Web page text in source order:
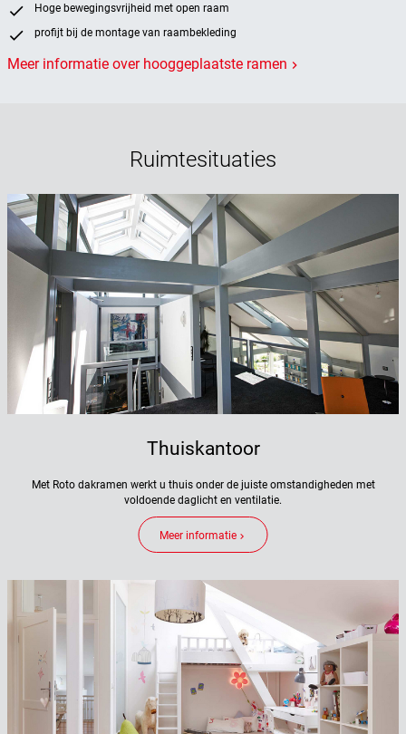
Hoge bewegingsvrijheid met open raam
profijt bij de montage van raambekleding
Meer informatie over hooggeplaatste ramen keyboard_arrow_right
Ruimtesituaties
Thuiskantoor
Met Roto dakramen werkt u thuis onder de juiste omstandigheden met
voldoende daglicht en ventilatie.
Meer informatiekeyboard_arrow_right